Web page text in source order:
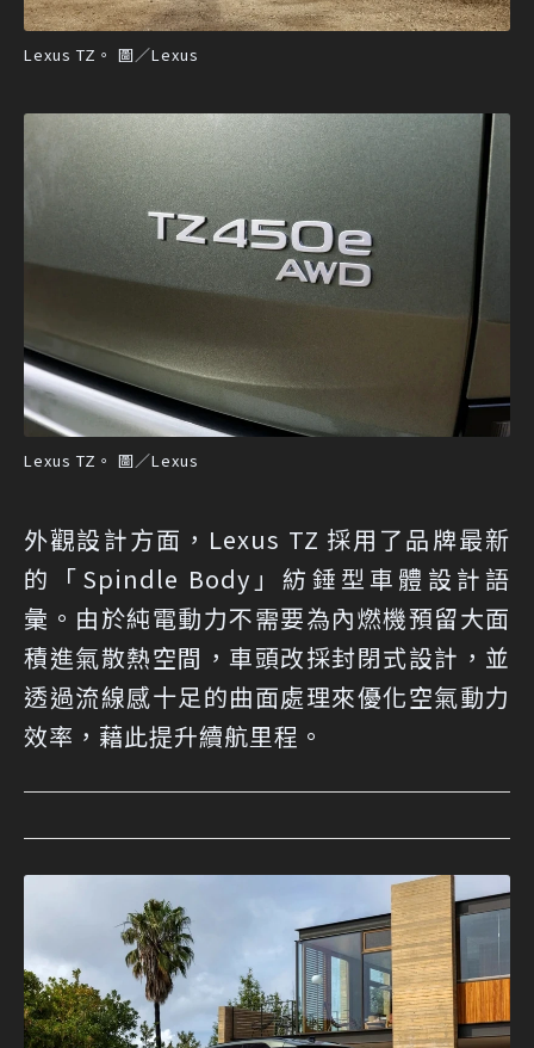
Lexus TZ。 圖／Lexus
Lexus TZ。 圖／Lexus
外觀設計方面，Lexus TZ 採用了品牌最新
的「Spindle Body」紡錘型車體設計語
彙。由於純電動力不需要為內燃機預留大面
積進氣散熱空間，車頭改採封閉式設計，並
透過流線感十足的曲面處理來優化空氣動力
效率，藉此提升續航里程。